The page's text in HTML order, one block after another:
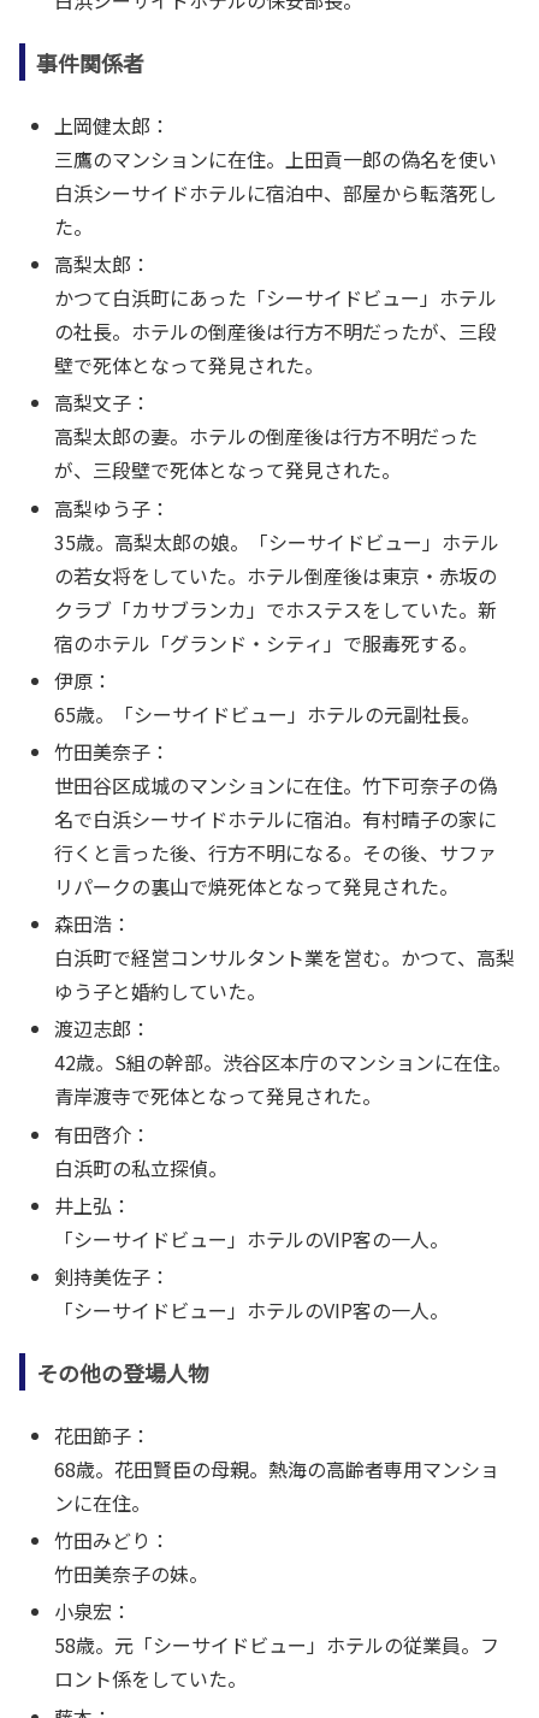
事件関係者
上岡健太郎：
三鷹のマンションに在住。上田貢一郎の偽名を使い
白浜シーサイドホテルに宿泊中、部屋から転落死し
た。
高梨太郎：
かつて白浜町にあった「シーサイドビュー」ホテル
の社長。ホテルの倒産後は行方不明だったが、三段
壁で死体となって発見された。
高梨文子：
高梨太郎の妻。ホテルの倒産後は行方不明だった
が、三段壁で死体となって発見された。
高梨ゆう子：
35歳。高梨太郎の娘。「シーサイドビュー」ホテル
の若女将をしていた。ホテル倒産後は東京・赤坂の
クラブ「カサブランカ」でホステスをしていた。新
宿のホテル「グランド・シティ」で服毒死する。
伊原：
65歳。「シーサイドビュー」ホテルの元副社長。
竹田美奈子：
世田谷区成城のマンションに在住。竹下可奈子の偽
名で白浜シーサイドホテルに宿泊。有村晴子の家に
行くと言った後、行方不明になる。その後、サファ
リパークの裏山で焼死体となって発見された。
森田浩：
白浜町で経営コンサルタント業を営む。かつて、高梨
ゆう子と婚約していた。
渡辺志郎：
42歳。S組の幹部。渋谷区本庁のマンションに在住。
青岸渡寺で死体となって発見された。
有田啓介：
白浜町の私立探偵。
井上弘：
「シーサイドビュー」ホテルのVIP客の一人。
剣持美佐子：
「シーサイドビュー」ホテルのVIP客の一人。
その他の登場人物
花田節子：
68歳。花田賢臣の母親。熱海の高齢者専用マンショ
ンに在住。
竹田みどり：
竹田美奈子の妹。
小泉宏：
58歳。元「シーサイドビュー」ホテルの従業員。フ
ロント係をしていた。